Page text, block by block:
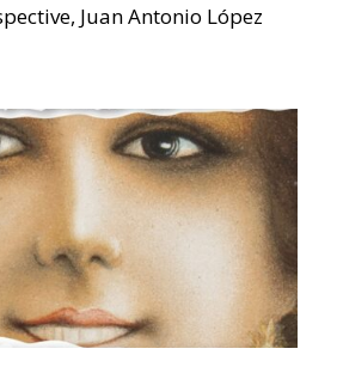
Juan Antonio López